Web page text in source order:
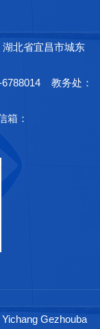
北省宜昌市城东
教务处：
箱：
Gezhouba